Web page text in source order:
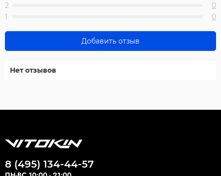
2
0
1
0
Добавить отзыв
Нет отзывов
8 (495) 134-44-57